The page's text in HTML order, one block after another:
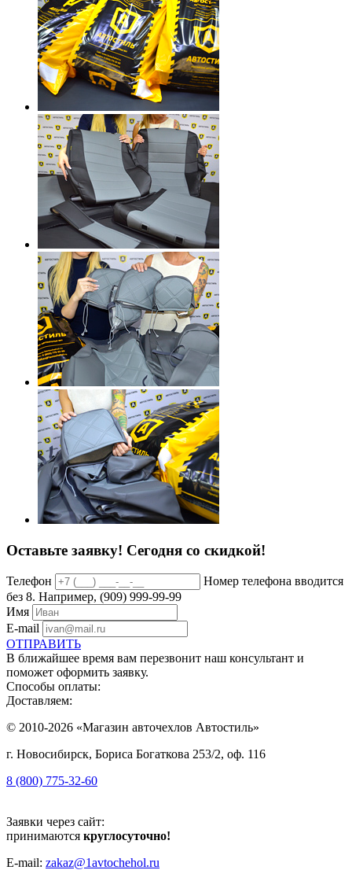
Оставьте заявку! Сегодня со скидкой!
Телефон
Номер телефона вводится
без 8. Например, (909) 999-99-99
Имя
E-mail
ОТПРАВИТЬ
В ближайшее время вам перезвонит наш консультант и
поможет оформить заявку.
Способы оплаты:
Доставляем:
© 2010-2026 «Магазин авточехлов Автостиль»
г. Новосибирск, Бориса Богаткова 253/2, оф. 116
8 (800) 775-32-60
Заявки через сайт:
принимаются круглосуточно!
E-mail: zakaz@1avtochehol.ru